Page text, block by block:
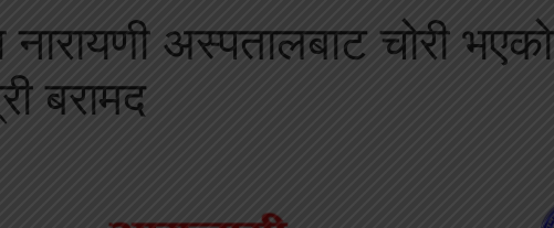
नारायणी अस्पतालबाट चोरी भएको
बरामद